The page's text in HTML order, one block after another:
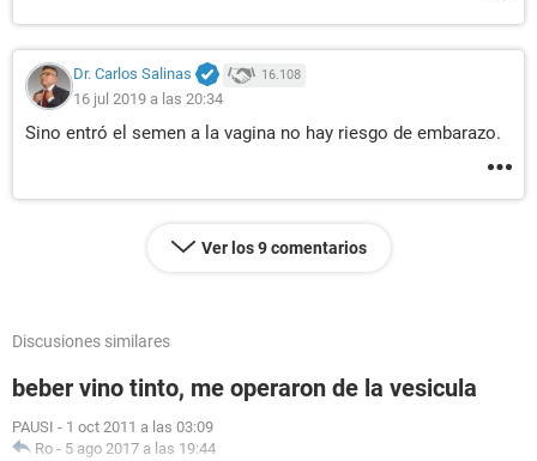
Dr. Carlos Salinas 16.108
16 jul 2019 a las 20:34
Sino entró el semen a la vagina no hay riesgo de embarazo.
Ver los 9 comentarios
Discusiones similares
beber vino tinto, me operaron de la vesicula
PAUSI - 1 oct 2011 a las 03:09
Ro - 5 ago 2017 a las 19:44